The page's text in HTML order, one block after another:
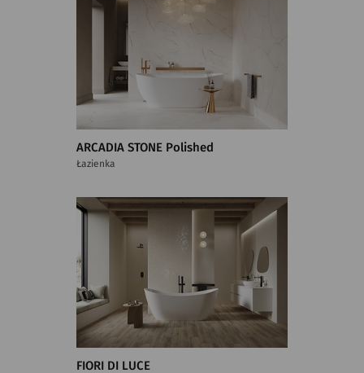
ARCADIA STONE Polished
Łazienka
FIORI DI LUCE